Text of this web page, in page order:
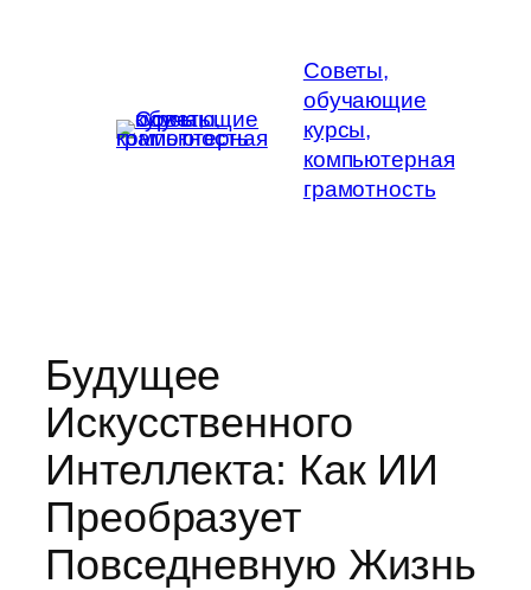
Советы,
обучающие
курсы,
компьютерная
грамотность
Будущее
Искусственного
Интеллекта: Как ИИ
Преобразует
Повседневную Жизнь